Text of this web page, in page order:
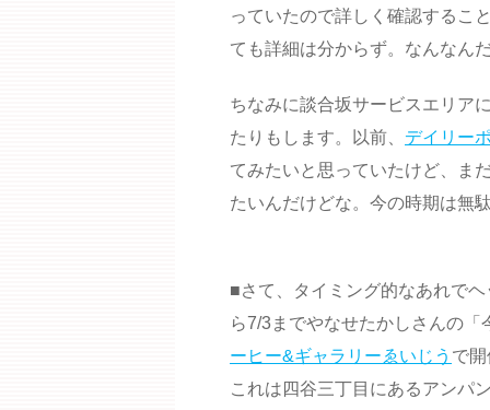
っていたので詳しく確認するこ
ても詳細は分からず。なんなん
ちなみに談合坂サービスエリア
たりもします。以前、 デイリー
てみたいと思っていたけど、ま
たいんだけどな。今の時期は無
■さて、タイミング的なあれで
ら7/3までやなせたかしさんの
ーヒー&ギャラリーゑいじう で
これは四谷三丁目にあるアンパ